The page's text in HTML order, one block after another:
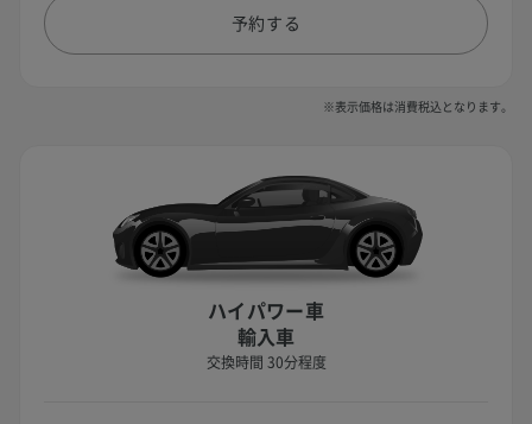
予約する
※表示価格は消費税込となります。
ハイパワー車
輸入車
交換時間 30分程度